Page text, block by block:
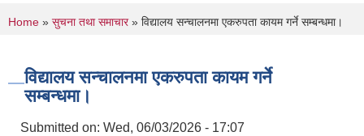
You are here
Home » सुचना तथा समाचार» विद्यालय सन्चालनमा एकरुपता कायम गर्ने सम्बन्धमा।
विद्यालय सन्चालनमा एकरुपता कायम गर्ने
सम्बन्धमा।
Submitted on: Wed, 06/03/2026 - 17:07